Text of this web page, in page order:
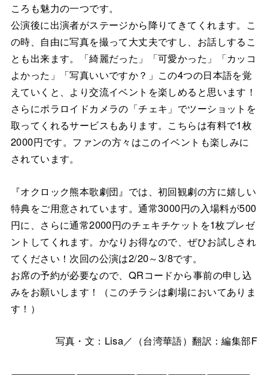
ころも魅力の一つです。
公演後に出演者がステージから降りてきてくれます。こ
の時、自由に写真を撮って大丈夫ですし、お話しするこ
とも出来ます。「綺麗だった」「可愛かった」「カッコ
よかった」「写真いいですか？」この4つの日本語を覚
えていくと、より交流イベントを楽しめると思います！
さらにポラロイドカメラの「チェキ」でツーショットを
取ってくれるサービスもあります。こちらは有料で1枚
2000円です。ファンの方々はこのイベントも楽しみに
されています。
『オクロック熊本歌劇団』では、初回観劇の方に嬉しい
特典をご用意されています。通常3000円の入場料が500
円に、さらに通常2000円のチェキチケットを1枚プレゼ
ントしてくれます。かなりお得なので、ぜひお試しされ
てください！次回の公演は2/20～3/8です。
お席の予約が必要なので、QRコードから事前の申し込
みをお願いします！（このチラシは劇場においてありま
す！）
写真・文：Lisa／（台湾華語）翻訳：編集部F